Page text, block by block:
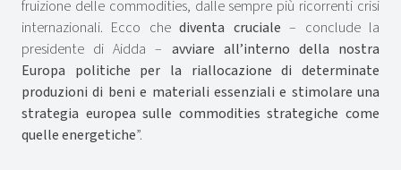
fruizione delle commodities, dalle sempre più ricorrenti crisi
internazionali. Ecco chediventa cruciale– conclude la
presidente di Aidda – avviare all’interno della nostra
Europa politiche per la riallocazione di determinate
produzioni di beni e materiali essenziali e stimolare una
strategia europea sulle commodities strategiche come
quelle energetiche”.